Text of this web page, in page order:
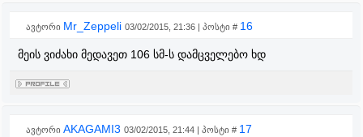
ავტორი Mr_Zeppeli 03/02/2015, 21:36 | პოსტი # 16
მეის ვიძახი მედავეთ 106 სმ-ს დამცველებო ხდ
ავტორი AKAGAMI3 03/02/2015, 21:44 | პოსტი # 17